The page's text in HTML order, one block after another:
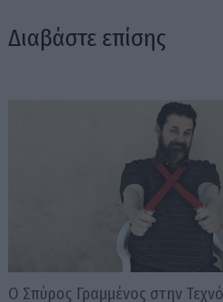
Διαβάστε επίσης
Ο Σπύρος Γραμμένος στην